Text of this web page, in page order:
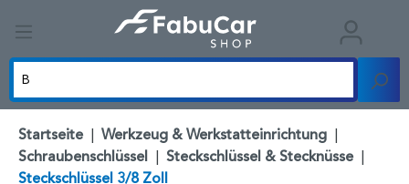
Startseite | Werkzeug & Werkstatteinrichtung |
Schraubenschlüssel | Steckschlüssel & Stecknüsse |
Steckschlüssel 3/8 Zoll